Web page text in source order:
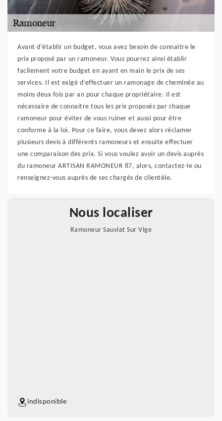
Avant d’établir un budget, vous avez besoin de connaitre le
prix proposé par un ramoneur. Vous pourrez ainsi établir
facilement votre budget en ayant en main le prix de ses
services. Il est exigé d’effectuer un ramonage de cheminée au
moins deux fois par an pour chaque propriétaire. Il est
nécessaire de connaitre tous les prix proposés par chaque
ramoneur pour éviter de vous ruiner et aussi pour être
conforme à la loi. Pour ce faire, vous devez alors réclamer
plusieurs devis à différents ramoneurs et ensuite effectuer
une comparaison des prix. Si vous voulez avoir un devis auprès
du ramoneur ARTISAN RAMONEUR 87, alors, contactez-le ou
renseignez-vous auprès de ses chargés de clientèle.
Nous localiser
Ramoneur Sauviat Sur Vige
indisponible